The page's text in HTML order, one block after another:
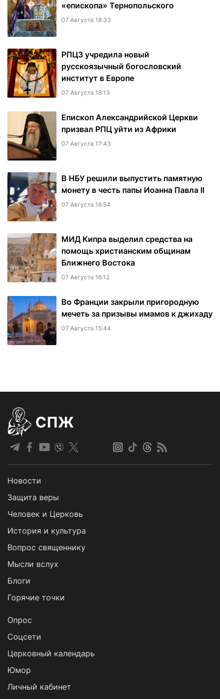
«епископа» Тернопольского
07 Августа 18:33
РПЦЗ учредила новый
русскоязычный богословский
институт в Европе
07 Августа 18:13
Епископ Александрийской Церкви
призвал РПЦ уйти из Африки
07 Августа 17:43
В НБУ решили выпустить памятную
монету в честь папы Иоанна Павла II
07 Августа 16:54
МИД Кипра выделил средства на
помощь христианским общинам
Ближнего Востока
07 Августа 16:12
Во Франции закрыли пригородную
мечеть за призывы имамов к джихаду
07 Августа 15:44
СПЖ
Новости
Защита веры
Человек и Церковь
История и культура
Вопрос священнику
Мысли вслух
Блоги
Горячие точки
Опрос
Cоцсети
Церковный календарь
Юмор
Личный кабинет